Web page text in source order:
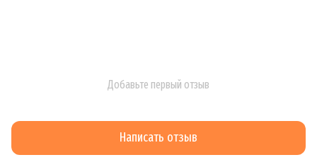
Добавьте первый отзыв
Написать отзыв